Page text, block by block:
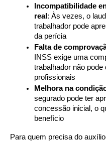
Incompatibilidade
real : Às vezes, o
trabalhador pode
da perícia
Falta de
INSS exige uma
trabalhador não
profissionais
Melhora na
segurado pode ter
concessão inicial, o
benefício
Para quem precisa do